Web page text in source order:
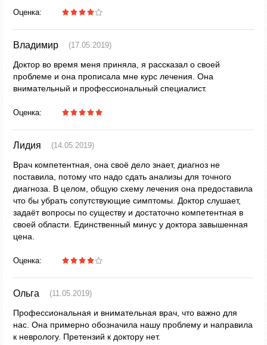
Оценка:
Владимир (17.05.2019)
Доктор во время меня приняла, я рассказал о своей
проблеме и она прописала мне курс лечения. Она
внимательный и профессиональный специалист.
Оценка:
Лидия (14.05.2019)
Врач компетентная, она своё дело знает, диагноз не
поставила, потому что надо сдать анализы для точного
диагноза. В целом, общую схему лечения она предоставила
что бы убрать сопутствующие симптомы. Доктор слушает,
задаёт вопросы по существу и достаточно компетентная в
своей области. Единственный минус у доктора завышенная
цена.
Оценка:
Ольга (11.05.2019)
Профессиональная и внимательная врач, что важно для
нас. Она примерно обозначила нашу проблему и направила
к неврологу. Претензий к доктору нет.